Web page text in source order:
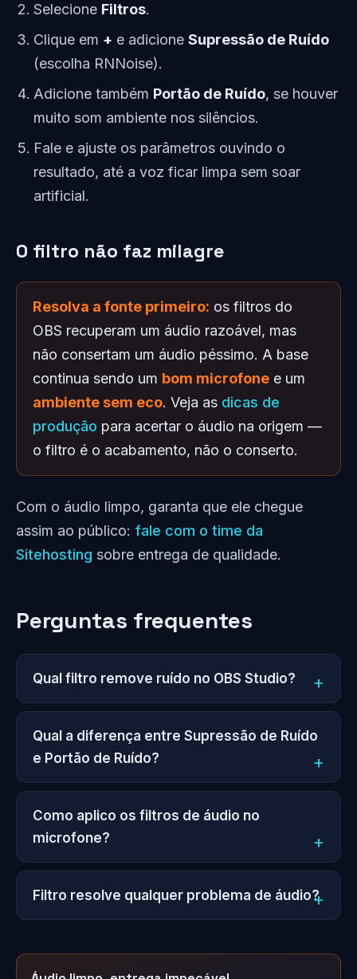
Selecione Filtros.
Clique em + e adicione Supressão de Ruído
(escolha RNNoise).
Adicione também Portão de Ruído, se houver
muito som ambiente nos silêncios.
Fale e ajuste os parâmetros ouvindo o
resultado, até a voz ficar limpa sem soar
artificial.
O filtro não faz milagre
Resolva a fonte primeiro: os filtros do
OBS recuperam um áudio razoável, mas
não consertam um áudio péssimo. A base
continua sendo um bom microfone e um
ambiente sem eco. Veja as dicas de
produção para acertar o áudio na origem —
o filtro é o acabamento, não o conserto.
Com o áudio limpo, garanta que ele chegue
assim ao público: fale com o time da
Sitehosting sobre entrega de qualidade.
Perguntas frequentes
Qual filtro remove ruído no OBS Studio?
Qual a diferença entre Supressão de Ruído
e Portão de Ruído?
Como aplico os filtros de áudio no
microfone?
Filtro resolve qualquer problema de áudio?